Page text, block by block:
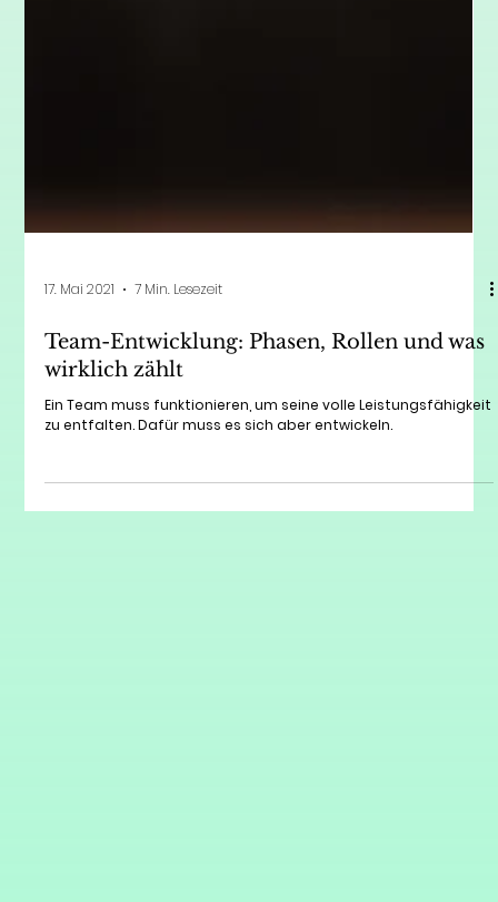
17. Mai 2021 7 Min. Lesezeit
Team-Entwicklung: Phasen, Rollen und was
wirklich zählt